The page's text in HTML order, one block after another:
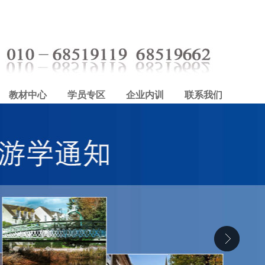
教材中心 学员专区 企业内训 联系我们